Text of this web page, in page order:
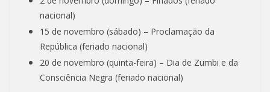
nacional)
15 de novembro (sábado) – Proclamação da
República (feriado nacional)
20 de novembro (quinta-feira) – Dia de Zumbi e da
Consciência Negra (feriado nacional)